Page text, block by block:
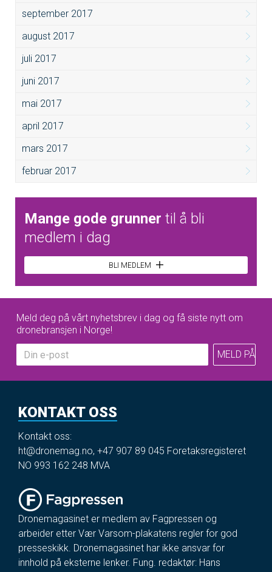
september 2017
august 2017
juli 2017
juni 2017
mai 2017
april 2017
mars 2017
februar 2017
Mange gode grunner til å bli
medlem i dag
BLI MEDLEM
Meld deg på vårt nyhetsbrev i dag og få siste nytt om
dronebransjen i Norge!
KONTAKT OSS
Kontakt oss:
ht@dronemag.no, +47 907 89 045 Foretaksregisteret
NO 993 162 248 MVA
Dronemagasinet er medlem av Fagpressen og
arbeider etter Vær Varsom-plakatens regler for god
presseskikk. Dronemagasinet har ikke ansvar for
innhold på eksterne lenker. Fung. redaktør: Hans